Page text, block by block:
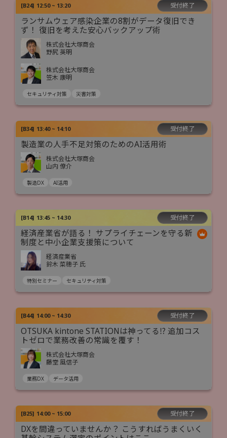
[B24] 12:50 ~ 13:20 受付終了
ランサムウェア感染企業の8割がデータ復旧でき
ず！ 復旧を考えた安心バックアップ術
株式会社大塚商会
野尻 英明
株式会社大塚商会
笠木 康明
セキュリティ対策 災害対策
[B34] 13:40 ~ 14:10 受付終了
製造業の人手不足対策のためのAI活用術
株式会社大塚商会
山内 僚介
製造DX AI活用
[B14] 13:45 ~ 14:30 受付終了
経済産業省が語る！ サプライチェーンを守る新
制度と中小企業支援策について
経済産業省
鈴木 菜穂子 氏
特別セミナー セキュリティ対策
[B44] 14:00 ~ 14:30 受付終了
OTSUKA kintone STATIONは神ってる⁉ 追加コス
トゼロで業務改善の常識を覆す！
株式会社大塚商会
藤堂 風信子
業務DX データ活用
[B25] 14:00 ~ 15:00 受付終了
DXを間違っていませんか？ こうすればうまくいく